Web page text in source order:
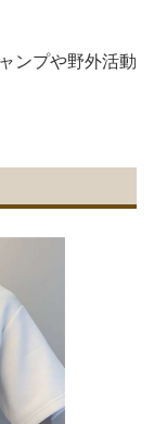
ンプや野外活動